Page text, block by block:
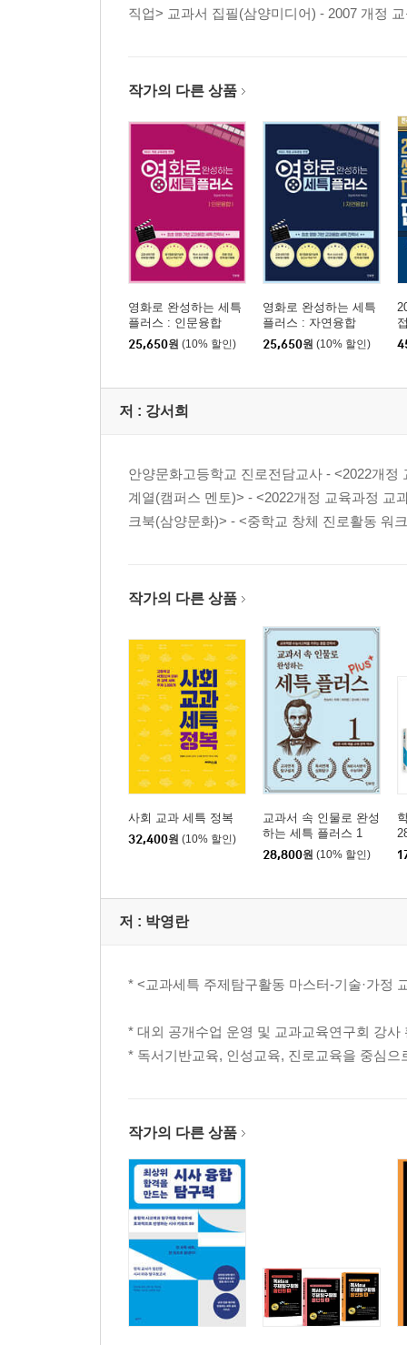
직업> 교과서 집필(삼양미디어) - 2007 개정
작가의 다른 상품
영화로 완성하는 세특
플러스 : 인문융합
25,650원 (10% 할인)
영화로 완성하는 세특
플러스 : 자연융합
25,650원 (10% 할인)
저 : 강서희
안양문화고등학교 진로전담교사 - <2022개
계열(캠퍼스 멘토)> - <2022개정 교육과정 교
크북(삼양문화)> - <중학교 창체 진로활동 워
작가의 다른 상품
사회 교과 세특 정복
32,400원 (10% 할인)
교과서 속 인물로 완성
하는 세특 플러스 1
28,800원 (10% 할인)
저 : 박영란
* <교과세특 주제탐구활동 마스터-기술·가정
* 대외 공개수업 운영 및 교과교육연구회 강사
* 독서기반교육, 인성교육, 진로교육을 중심으
작가의 다른 상품